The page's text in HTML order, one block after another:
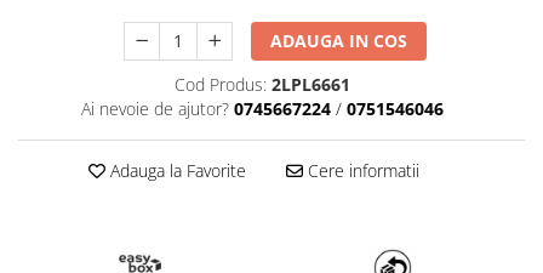
ADAUGA IN COS
Cod Produs: 2LPL6661
Ai nevoie de ajutor? 0745667224 / 0751546046
Adauga la Favorite Cere informatii